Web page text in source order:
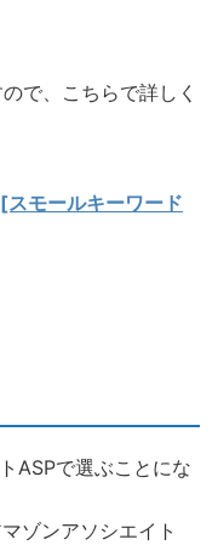
で、こちらで詳しく
スモールキーワード
ASPで選ぶことにな
ゾンアソシエイト